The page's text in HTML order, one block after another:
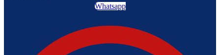
Whatsapp